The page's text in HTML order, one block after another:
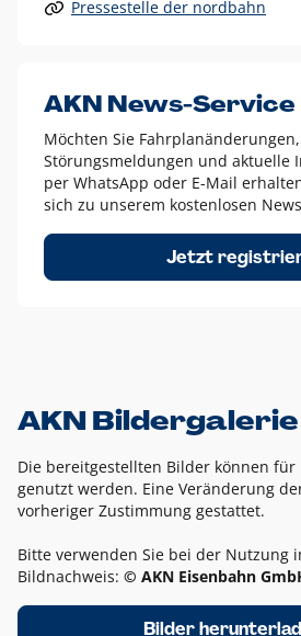
Alle anderen Logo-Varianten dürfen
Diese Ausnahmen sind zum Beispiel:
dem AKN Blau,
weißes Logo auf
schwarzes Logo für reine
Um das Logo herum muss ein
Höhe bzw. Breite des N aus AKN in
Pressestelle der nordbahn
AKN News-Service
Möchten Sie Fahrplanänderungen,
Störungsmeldungen und aktuelle
per WhatsApp oder E-Mail
sich zu unserem kostenlosen
Jetzt
AKN Bildergalerie
Die bereitgestellten Bilder können für
genutzt werden. Eine Veränderung
vorheriger Zustimmung gestattet.
Bitte verwenden Sie bei der Nutzung
Bildnachweis: © AKN Eisenbahn
Bilder